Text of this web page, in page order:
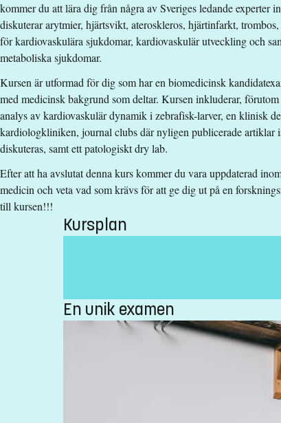
Nivå:Avancerad nivå
Studieform:Campusförlagd
Undervisningstid:Dagtid
Undervisningsspråk
Anmälningskod:LIU-89033
Antal platser:5
Särskilda förkunskapskrav
165hp godkända inom huvudområde med relevans för
-biokemi
-cellbiologi
-molekylärbiologi
-fysiologi
-histologi
kommer du att lära dig från några av Sveriges ledande experter
diskuterar arytmier, hjärtsvikt, ateroskleros, hjärtinfarkt,
för kardiovaskulära sjukdomar, kardiovaskulär utveckling och
metaboliska sjukdomar.
Kursen är utformad för dig som har en biomedicinsk
med medicinsk bakgrund som deltar. Kursen inkluderar,
analys av kardiovaskulär dynamik i zebrafisk-larver, en klinisk
kardiologkliniken, journal clubs där nyligen publicerade artiklar
diskuteras, samt ett patologiskt dry lab.
Efter att ha avslutat denna kurs kommer du vara uppdaterad
medicin och veta vad som krävs för att ge dig ut på en
till kursen!!!
Kursplan
En unik examen